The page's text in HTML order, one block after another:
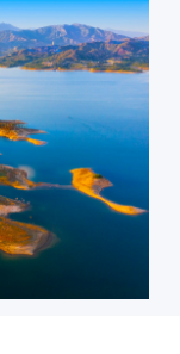
、赋能乡村振兴
大会典型创意案
与乡村旅游示范
服务会议中心等
价。
天路西段至高
、山石地貌得名